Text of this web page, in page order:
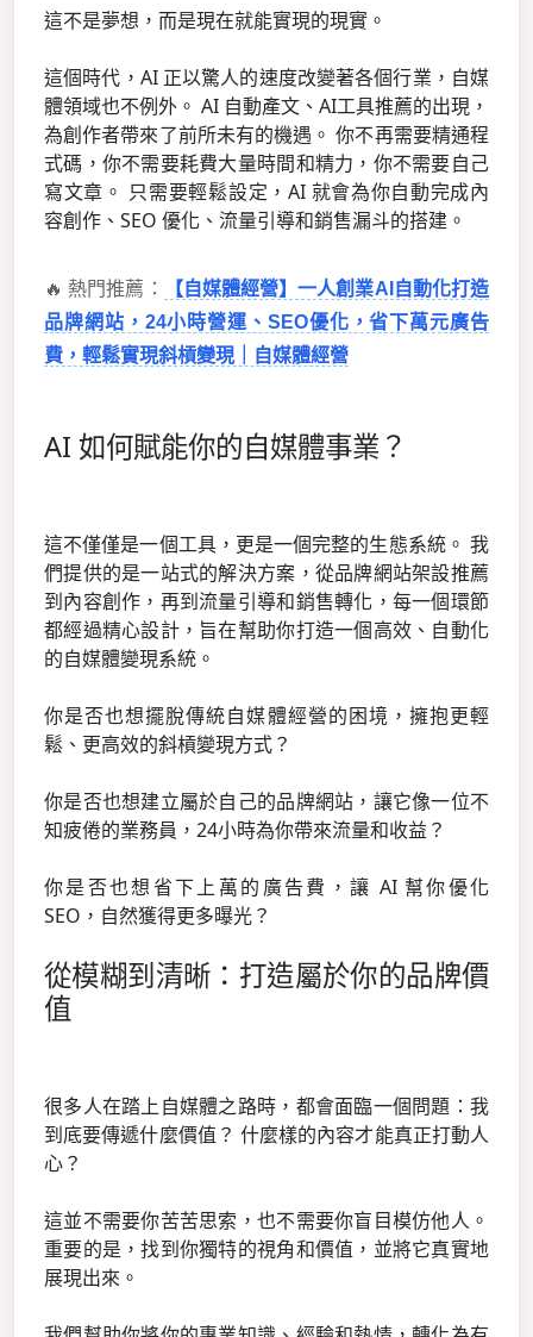
這不是夢想，而是現在就能實現的現實。
這個時代，AI 正以驚人的速度改變著各個行業，自媒
體領域也不例外。 AI 自動產文、AI工具推薦的出現，
為創作者帶來了前所未有的機遇。 你不再需要精通程
式碼，你不需要耗費大量時間和精力，你不需要自己
寫文章。 只需要輕鬆設定，AI 就會為你自動完成內
容創作、SEO 優化、流量引導和銷售漏斗的搭建。
🔥 熱門推薦：
【自媒體經營】一人創業AI自動化打造
品牌網站，24小時營運、SEO優化，省下萬元廣告
費，輕鬆實現斜槓變現｜自媒體經營
AI 如何賦能你的自媒體事業？
這不僅僅是一個工具，更是一個完整的生態系統。 我
們提供的是一站式的解決方案，從品牌網站架設推薦
到內容創作，再到流量引導和銷售轉化，每一個環節
都經過精心設計，旨在幫助你打造一個高效、自動化
的自媒體變現系統。
你是否也想擺脫傳統自媒體經營的困境，擁抱更輕
鬆、更高效的斜槓變現方式？
你是否也想建立屬於自己的品牌網站，讓它像一位不
知疲倦的業務員，24小時為你帶來流量和收益？
你是否也想省下上萬的廣告費，讓 AI 幫你優化
SEO，自然獲得更多曝光？
從模糊到清晰：打造屬於你的品牌價
值
很多人在踏上自媒體之路時，都會面臨一個問題：我
到底要傳遞什麼價值？ 什麼樣的內容才能真正打動人
心？
這並不需要你苦苦思索，也不需要你盲目模仿他人。
重要的是，找到你獨特的視角和價值，並將它真實地
展現出來。